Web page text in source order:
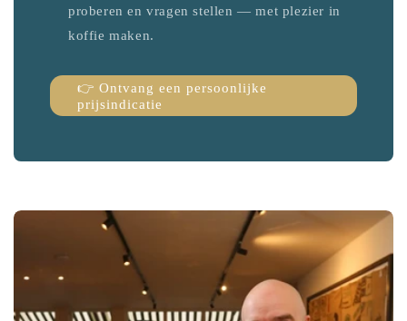
proberen en vragen stellen — met plezier in
koffie maken.
👉 Ontvang een persoonlijke
prijsindicatie